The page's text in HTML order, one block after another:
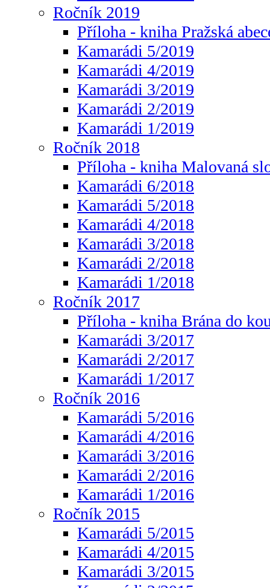
Ročník 2019
Příloha - kniha Pražská
Kamarádi 5/2019
Kamarádi 4/2019
Kamarádi 3/2019
Kamarádi 2/2019
Kamarádi 1/2019
Ročník 2018
Příloha - kniha Malovaná
Kamarádi 6/2018
Kamarádi 5/2018
Kamarádi 4/2018
Kamarádi 3/2018
Kamarádi 2/2018
Kamarádi 1/2018
Ročník 2017
Příloha - kniha Brána do
Kamarádi 3/2017
Kamarádi 2/2017
Kamarádi 1/2017
Ročník 2016
Kamarádi 5/2016
Kamarádi 4/2016
Kamarádi 3/2016
Kamarádi 2/2016
Kamarádi 1/2016
Ročník 2015
Kamarádi 5/2015
Kamarádi 4/2015
Kamarádi 3/2015